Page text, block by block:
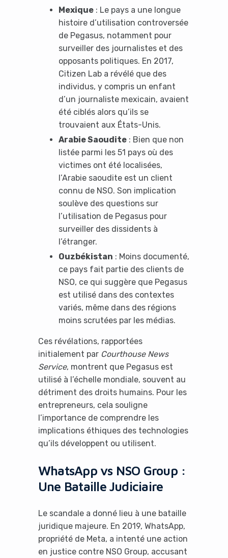
Mexique: Le pays a une longue
histoire d’utilisation controversée
de Pegasus, notamment pour
surveiller des journalistes et des
opposants politiques. En 2017,
Citizen Lab a révélé que des
individus, y compris un enfant
d’un journaliste mexicain, avaient
été ciblés alors qu’ils se
trouvaient aux États-Unis.
Arabie Saoudite: Bien que non
listée parmi les 51 pays où des
victimes ont été localisées,
l’Arabie saoudite est un client
connu de NSO. Son implication
soulève des questions sur
l’utilisation de Pegasus pour
surveiller des dissidents à
l’étranger.
Ouzbékistan : Moins documenté,
ce pays fait partie des clients de
NSO, ce qui suggère que Pegasus
est utilisé dans des contextes
variés, même dans des régions
moins scrutées par les médias.
Ces révélations, rapportées
initialement par Courthouse News
Service, montrent que Pegasus est
utilisé à l’échelle mondiale, souvent au
détriment des droits humains. Pour les
entrepreneurs, cela souligne
l’importance de comprendre les
implications éthiques des technologies
qu’ils développent ou utilisent.
WhatsApp vs NSO Group :
Une Bataille Judiciaire
Le scandale a donné lieu à une bataille
juridique majeure. En 2019, WhatsApp,
propriété de Meta, a intenté une action
en justice contre NSO Group, accusant